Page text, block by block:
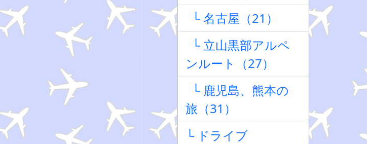
└ 名古屋（21）
└ 立山黒部アルペ
ンルート（27）
└ 鹿児島、熊本の
旅（31）
└ ドライブ